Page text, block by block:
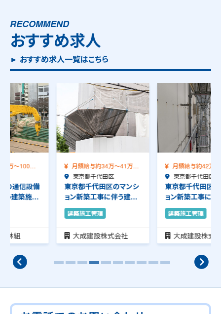
RECOMMEND
おすすめ求人
► おすすめ求人一覧はこちら
月額給与約34万～41万
（前職給与保証）…
東京都千代田区
東京都千代田区のマンシ
ョン新築工事に伴う建築
施工管理のお仕事…
大成建設株式会社
月額給与約42万～58万
（前職給与保証）…
東京都千代田区
東京都千代田区のマンシ
ョン新築工事に伴う建築
施工管理のお仕事…
大成建設株式会社